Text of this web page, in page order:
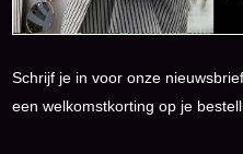
Schrijf je in voor onze
een welkomstkorting op je